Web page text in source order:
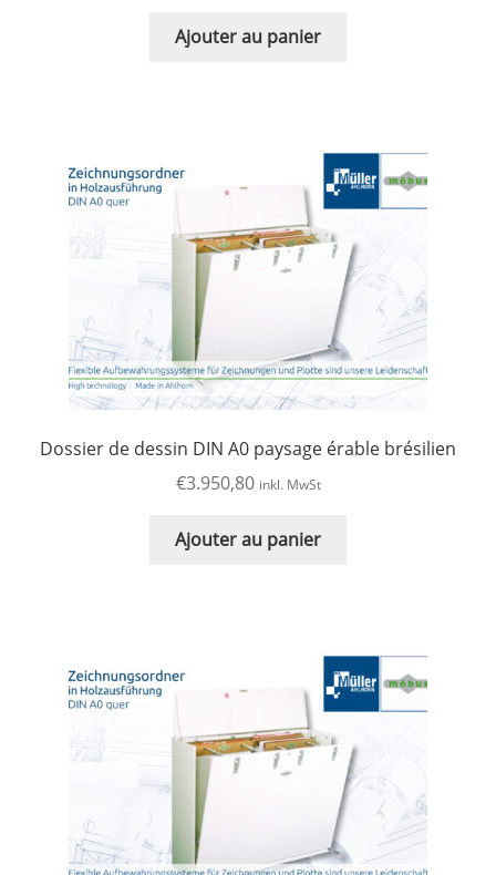
Ajouter au panier
Dossier de dessin DIN A0 paysage érable brésilien
€3.950,80 inkl. MwSt
Ajouter au panier